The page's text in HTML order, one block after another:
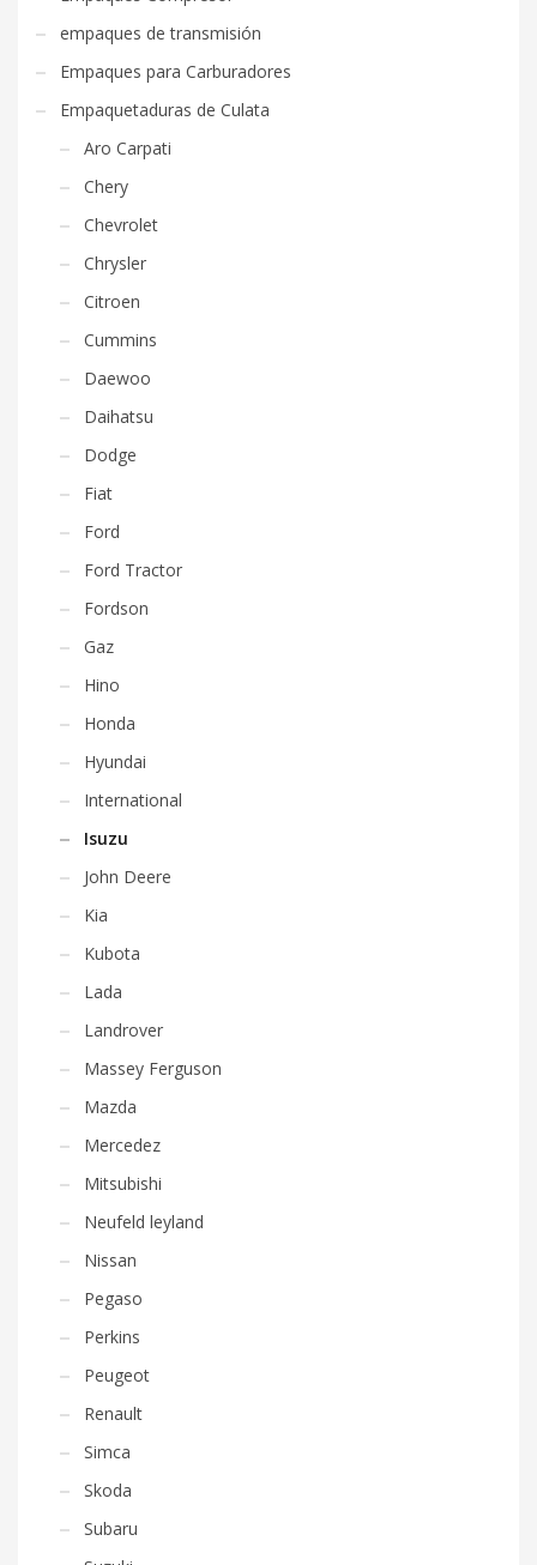
empaques de transmisión
Empaques para Carburadores
Empaquetaduras de Culata
Aro Carpati
Chery
Chevrolet
Chrysler
Citroen
Cummins
Daewoo
Daihatsu
Dodge
Fiat
Ford
Ford Tractor
Fordson
Gaz
Hino
Honda
Hyundai
International
Isuzu
John Deere
Kia
Kubota
Lada
Landrover
Massey Ferguson
Mazda
Mercedez
Mitsubishi
Neufeld leyland
Nissan
Pegaso
Perkins
Peugeot
Renault
Simca
Skoda
Subaru